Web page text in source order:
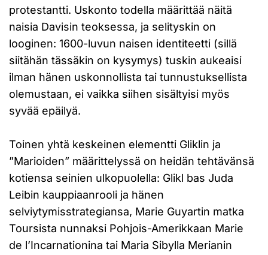
protestantti. Uskonto todella määrittää näitä
naisia Davisin teoksessa, ja selityskin on
looginen: 1600-luvun naisen identiteetti (sillä
siitähän tässäkin on kysymys) tuskin aukeaisi
ilman hänen uskonnollista tai tunnustuksellista
olemustaan, ei vaikka siihen sisältyisi myös
syvää epäilyä.
Toinen yhtä keskeinen elementti Gliklin ja
”Marioiden” määrittelyssä on heidän tehtävänsä
kotiensa seinien ulkopuolella: Glikl bas Juda
Leibin kauppiaanrooli ja hänen
selviytymisstrategiansa, Marie Guyartin matka
Toursista nunnaksi Pohjois-Amerikkaan Marie
de l’Incarnationina tai Maria Sibylla Merianin